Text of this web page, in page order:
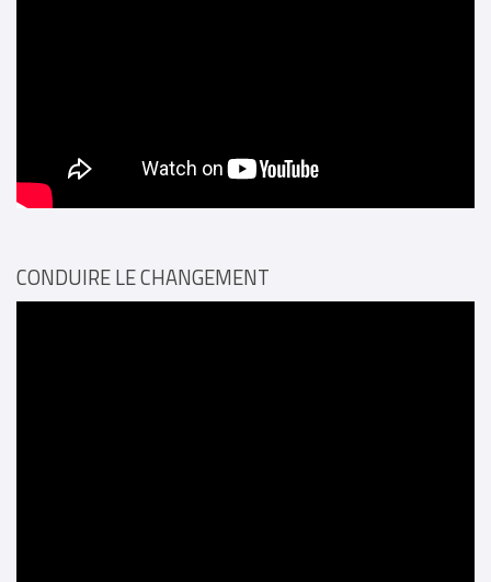
CONDUIRE LE CHANGEMENT